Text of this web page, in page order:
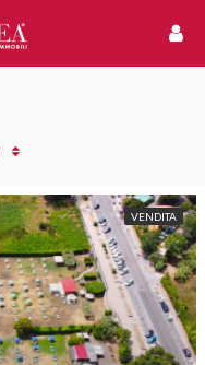
VENDITA